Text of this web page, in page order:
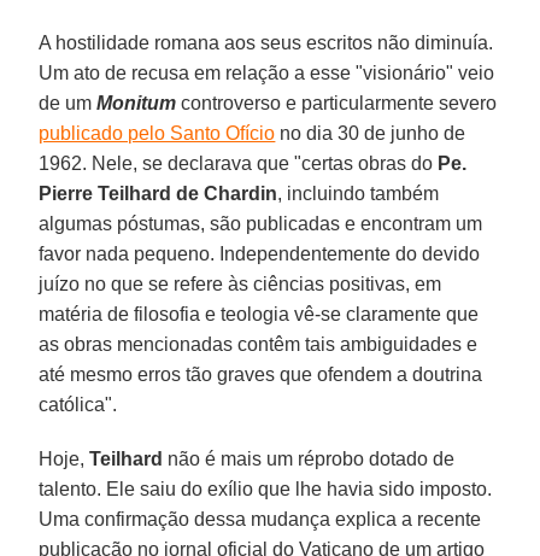
A hostilidade romana aos seus escritos não diminuía.
Um ato de recusa em relação a esse "visionário" veio
de umMonitum controverso e particularmente severo
publicado pelo Santo Ofício no dia 30 de junho de
1962. Nele, se declarava que "certas obras do Pe.
Pierre Teilhard de Chardin, incluindo também
algumas póstumas, são publicadas e encontram um
favor nada pequeno. Independentemente do devido
juízo no que se refere às ciências positivas, em
matéria de filosofia e teologia vê-se claramente que
as obras mencionadas contêm tais ambiguidades e
até mesmo erros tão graves que ofendem a doutrina
católica".
Hoje,Teilhard não é mais um réprobo dotado de
talento. Ele saiu do exílio que lhe havia sido imposto.
Uma confirmação dessa mudança explica a recente
publicação no jornal oficial do Vaticano de um artigo